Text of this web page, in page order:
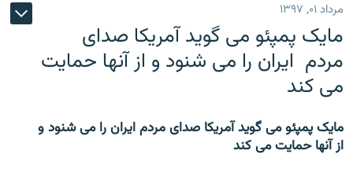
مرداد ۰۱, ۱۳۹۷
مایک پمپئو می گوید آمریکا صدای
مردم ایران را می شنود و از آنها حمایت
می کند
مایک پمپئو می گوید آمریکا صدای مردم ایران را می شنود و
از آنها حمایت می کند